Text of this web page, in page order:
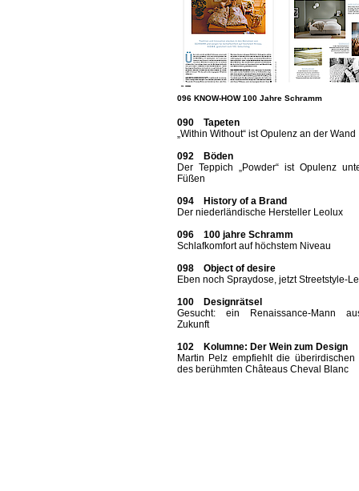
096 KNOW-HOW 100 Jahre Schramm
090 Tapeten
„Within Without“ ist Opulenz an der Wand
092 Böden
Der Teppich „Powder“ ist Opulenz
Füßen
094 History of a Brand
Der niederländische Hersteller Leolux
096 100 jahre Schramm
Schlafkomfort auf höchstem Niveau
098 Object of desire
Eben noch Spraydose, jetzt Streetstyle-
100 Designrätsel
Gesucht: ein Renaissance-Mann
Zukunft
102 Kolumne: Der Wein zum Design
Martin Pelz empfiehlt die überirdischen
des berühmten Châteaus Cheval Blanc